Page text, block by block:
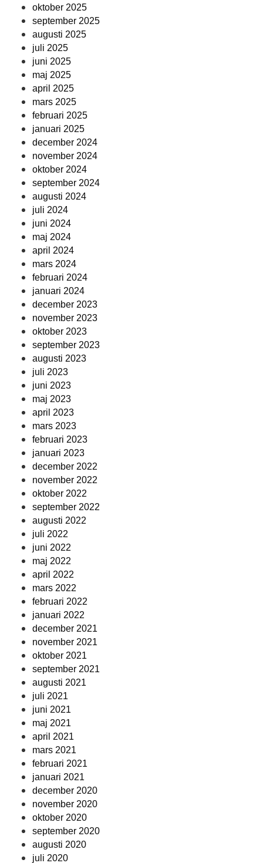
oktober 2025
september 2025
augusti 2025
juli 2025
juni 2025
maj 2025
april 2025
mars 2025
februari 2025
januari 2025
december 2024
november 2024
oktober 2024
september 2024
augusti 2024
juli 2024
juni 2024
maj 2024
april 2024
mars 2024
februari 2024
januari 2024
december 2023
november 2023
oktober 2023
september 2023
augusti 2023
juli 2023
juni 2023
maj 2023
april 2023
mars 2023
februari 2023
januari 2023
december 2022
november 2022
oktober 2022
september 2022
augusti 2022
juli 2022
juni 2022
maj 2022
april 2022
mars 2022
februari 2022
januari 2022
december 2021
november 2021
oktober 2021
september 2021
augusti 2021
juli 2021
juni 2021
maj 2021
april 2021
mars 2021
februari 2021
januari 2021
december 2020
november 2020
oktober 2020
september 2020
augusti 2020
juli 2020